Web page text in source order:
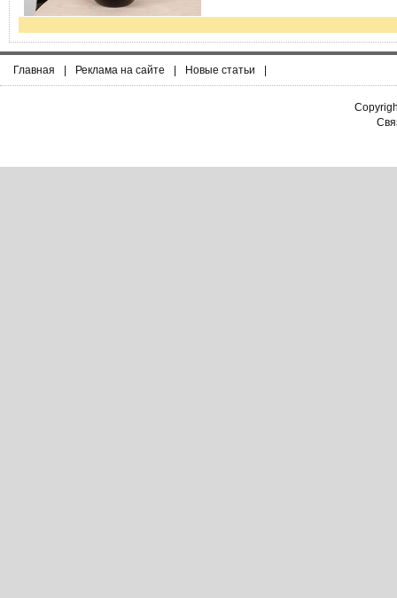
Главная | Реклама на сайте | Новые статьи |